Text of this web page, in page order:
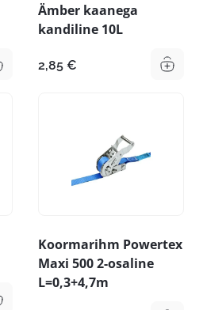
Ämber kaanega
kandiline 10L
2,85 €
Koormarihm Powertex
Maxi 500 2-osaline
L=0,3+4,7m